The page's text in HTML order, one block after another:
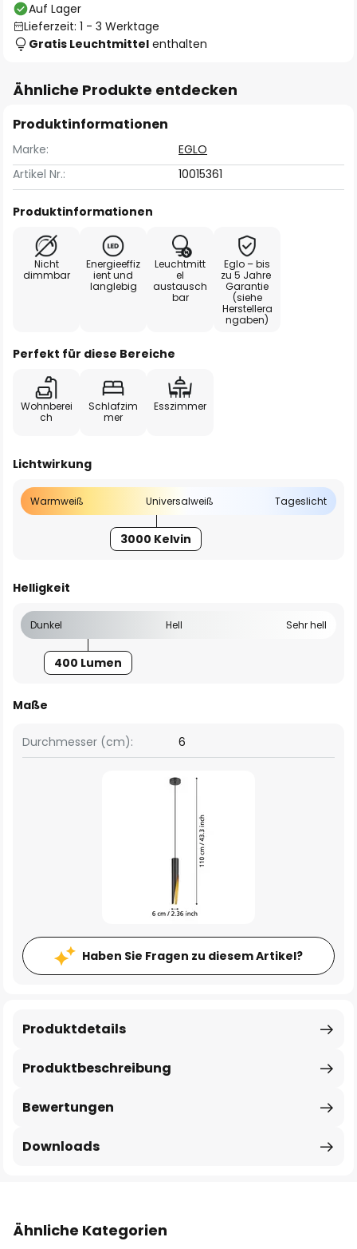
Auf Lager
Lieferzeit: 1 - 3 Werktage
Gratis Leuchtmittel enthalten
Ähnliche Produkte entdecken
Produktinformationen
Marke:
EGLO
Artikel Nr.:
10015361
Produktinformationen
Nicht
dimmbar
Energieeffiz
ient und
langlebig
Leuchtmitt
el
austausch
bar
Eglo – bis
zu 5 Jahre
Garantie
(siehe
Herstellera
ngaben)
Perfekt für diese Bereiche
Wohnberei
ch
Schlafzim
mer
Esszimmer
Lichtwirkung
Warmweiß Universalweiß Tageslicht
3000 Kelvin
Helligkeit
Dunkel Hell Sehr hell
400 Lumen
Maße
Durchmesser (cm): 6
Haben Sie Fragen zu diesem Artikel?
Produktbeschreibung
Produktdetails
Bewertungen
Downloads
Ähnliche Kategorien